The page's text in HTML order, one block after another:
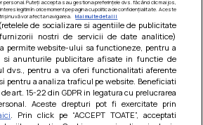
personal. Puteți accepta sau gestiona preferințele dvs. făcând clic mai jos,
legitim în orice moment pe pagina cu politica de confidențialitate. Aceste
și nu vă vor afecta navigarea.
Mai multe detalii
de socializare si agentiile de publicitate
nostri de servicii de date analitice)
permite website-ului sa functioneze, pentru a
si anunturile publicitare afisate in functie de
dvs., pentru a va oferi functionalitati aferente
pentru a analiza traficul pe website. Beneficiati
art. 15-22 din GDPR in legatura cu prelucrarea
Aceste drepturi pot fi exercitate prin
. Prin click pe “ACCEPT TOATE”, acceptati